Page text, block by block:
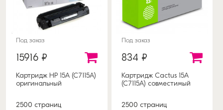
Под заказ
15916 ₽
Картридж HP 15A (C7115A)
оригинальный
2500 страниц
Под заказ
834 ₽
Картридж Cactus 15A
(C7115A) совместимый
2500 страниц